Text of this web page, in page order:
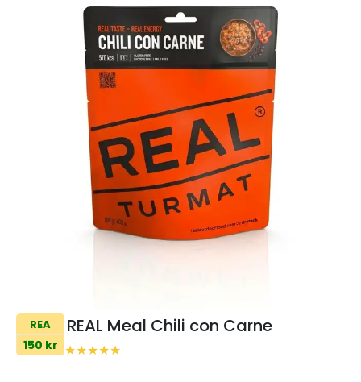
REA
150 kr
REAL Meal Chili con Carne